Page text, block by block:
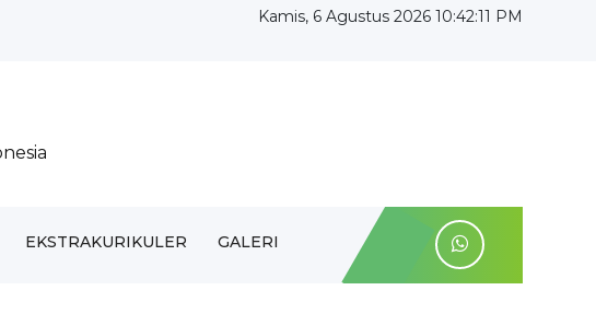
Kamis, 6 Agustus 2026 10:42:12 PM
EKSTRAKURIKULER GALERI